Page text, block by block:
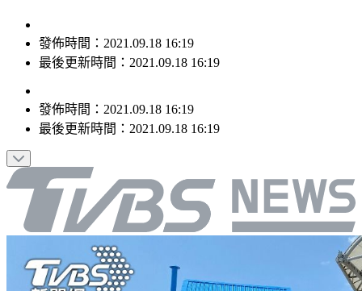
發佈時間：2021.09.18 16:19
最後更新時間：2021.09.18 16:19
發佈時間： 2021.09.18 16:19
最後更新時間： 2021.09.18 16:19